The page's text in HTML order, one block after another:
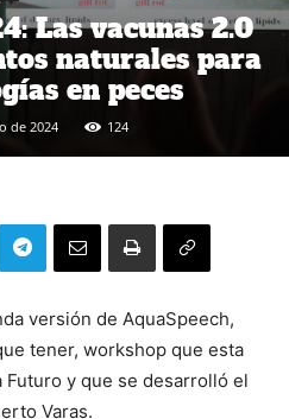
Las vacunas 2.0
naturales para
en peces
de 2024 124
versión de AquaSpeech,
tener, workshop que esta
y que se desarrolló el
Varas.